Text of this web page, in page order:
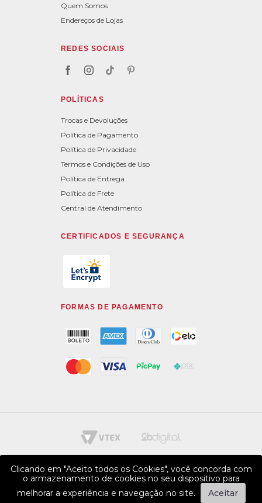
Quem Somos
Endereços de Lojas
REDES SOCIAIS
POLÍTICAS
Trocas e Devoluções
Política de Pagamento
Política de Privacidade
Termos e Condições de Uso
Política de Entrega
Política de Frete
Central de Atendimento
CERTIFICADOS E SEGURANÇA
FORMAS DE PAGAMENTO
Clicando em "Aceito todos os Cookies", você concorda com
o armazenamento de cookies no seu dispositivo para
melhorar a experiência e navegação no site.
Aceitar